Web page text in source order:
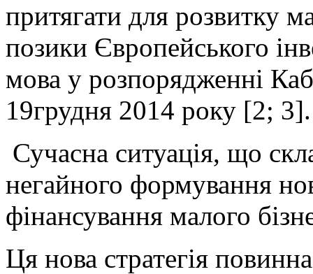
притягати для розвитку
позики Європейського
мова у розпорядженні
19грудня 2014 року [2; 3].
Сучасна ситуація, що
негайного формування
фінансування малого
Ця нова стратегія